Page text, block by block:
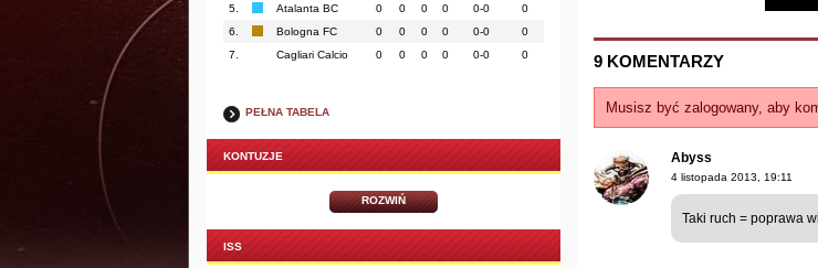
5.
Atalanta BC 0 0 0 0 0-0
0
6.
Bologna FC 0 0 0 0 0-0
0
7.
Cagliari Calcio 0 0 0 0 0-0 0
PEŁNA TABELA
KONTUZJE
ROZWIŃ
ISS
9 KOMENTARZY
Musisz być zalogowany, aby
Abyss
4 listopada 2013, 19:11
Taki ruch = poprawa